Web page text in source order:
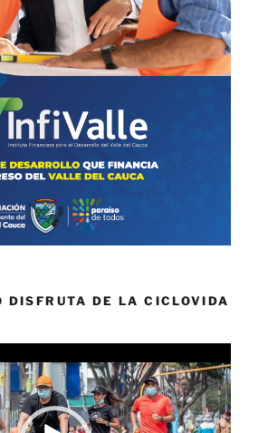
DISFRUTA DE LA CICLOVIDA